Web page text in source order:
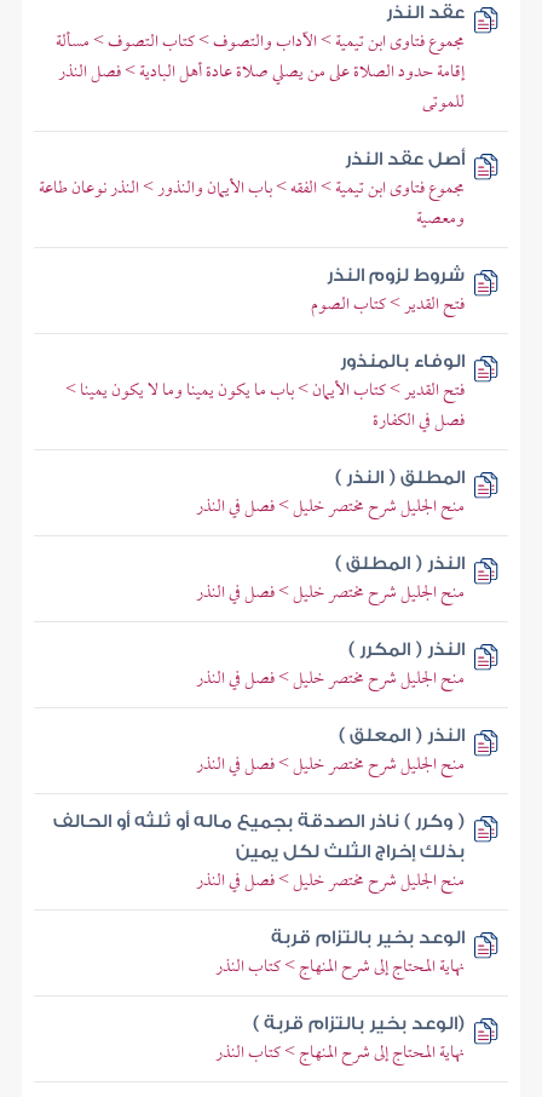
عقد النذر
مجموع فتاوى ابن تيمية > الآداب والتصوف > كتاب التصوف > مسألة
إقامة حدود الصلاة على من يصلي صلاة عادة أهل البادية > فصل النذر
للموتى
أصل عقد النذر
مجموع فتاوى ابن تيمية > الفقه > باب الأيمان والنذور > النذر نوعان طاعة
ومعصية
شروط لزوم النذر
فتح القدير > كتاب الصوم
الوفاء بالمنذور
فتح القدير > كتاب الأيمان > باب ما يكون يمينا وما لا يكون يمينا >
فصل في الكفارة
المطلق ( النذر )
منح الجليل شرح مختصر خليل > فصل في النذر
النذر ( المطلق )
منح الجليل شرح مختصر خليل > فصل في النذر
النذر ( المكرر )
منح الجليل شرح مختصر خليل > فصل في النذر
النذر ( المعلق )
منح الجليل شرح مختصر خليل > فصل في النذر
( وكرر ) ناذر الصدقة بجميع ماله أو ثلثه أو الحالف
بذلك إخراج الثلث لكل يمين
منح الجليل شرح مختصر خليل > فصل في النذر
الوعد بخير بالتزام قربة
نهاية المحتاج إلى شرح المنهاج > كتاب النذر
(الوعد بخير بالتزام قربة )
نهاية المحتاج إلى شرح المنهاج > كتاب النذر